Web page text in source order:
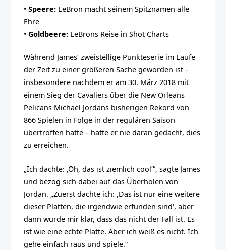
•Speere: LeBron macht seinem Spitznamen alle
Ehre
•Goldbeere: LeBrons Reise in Shot Charts
Während James‘ zweistellige Punkteserie im Laufe
der Zeit zu einer größeren Sache geworden ist –
insbesondere nachdem er am 30. März 2018 mit
einem Sieg der Cavaliers über die New Orleans
Pelicans Michael Jordans bisherigen Rekord von
866 Spielen in Folge in der regulären Saison
übertroffen hatte – hatte er nie daran gedacht, dies
zu erreichen.
„Ich dachte: ‚Oh, das ist ziemlich cool‘“, sagte James
und bezog sich dabei auf das Überholen von
Jordan. „Zuerst dachte ich: ‚Das ist nur eine weitere
dieser Platten, die irgendwie erfunden sind‘, aber
dann wurde mir klar, dass das nicht der Fall ist. Es
ist wie eine echte Platte. Aber ich weiß es nicht. Ich
gehe einfach raus und spiele.“